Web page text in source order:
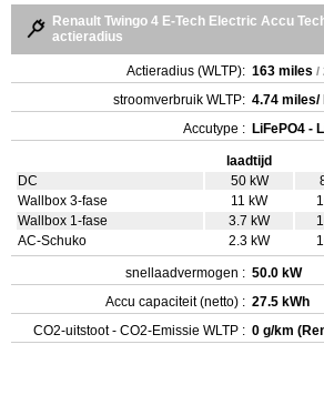
Renault Twingo 4 E-Tech Electric Accu
actieradius
Actieradius (WLTP): 163 miles /
stroomverbruik WLTP: 4.74 miles/
Accutype : LiFePO4 -
laadtijd
DC
50 kW
Wallbox 3-fase
11 kW
Wallbox 1-fase
3.7 kW
AC-Schuko
2.3 kW
snellaadvermogen : 50.0 kW
Accu capaciteit (netto) : 27.5 kWh
CO2-uitstoot - CO2-Emissie WLTP : 0 g/km